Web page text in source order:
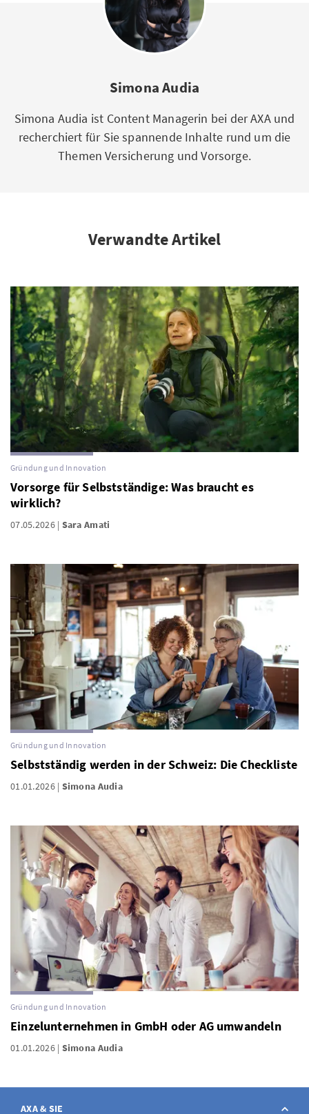
Simona Audia
Simona Audia ist Content Managerin bei der AXA und
recherchiert für Sie spannende Inhalte rund um die
Themen Versicherung und Vorsorge.
Verwandte Artikel
Gründung und Innovation
Vorsorge für Selbstständige: Was braucht es
wirklich?
07.05.2026 Sara Amati
Gründung und Innovation
Selbstständig werden in der Schweiz: Die Checkliste
01.01.2026 Simona Audia
Gründung und Innovation
Einzelunternehmen in GmbH oder AG umwandeln
01.01.2026 Simona Audia
AXA & SIE